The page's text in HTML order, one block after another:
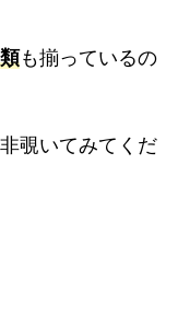
も揃っているの
覗いてみてくだ